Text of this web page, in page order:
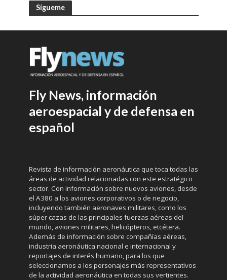
Sígueme
Fly News, información
aeroespacial y de defensa en
español
Revista de información aeronáutica que toca todas las
áreas de actividad relacionadas con este estratégico
sector. Con información sobre nuevos aviones, desde
el A380 a los aviones corporativos o de negocio,
incluyendo también aeronaves militares, como los
súper cazas de las principales fuerzas aéreas del
mundo, aviones militares, helicópteros, etcétera.
Además de información sobre compañías aéreas,
industria aeronáutica nacional e internacional y
reportajes de interés humano, para los que
seleccionamos a los personajes más representativos
de la actividad aeronáutica en todas sus vertientes.